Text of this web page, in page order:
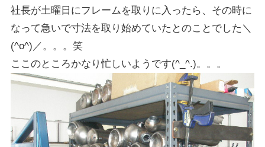
社長が土曜日にフレームを取りに入ったら、その時に
なって急いで寸法を取り始めていたとのことでした＼
(^o^)／。。。笑
ここのところかなり忙しいようです(^_^.)。。。